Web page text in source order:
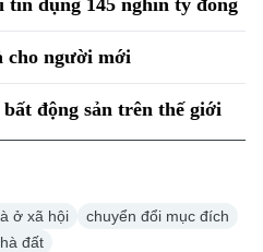
cho người mới
động sản trên thế giới
ở xã hội
chuyển đổi mục đích
đất